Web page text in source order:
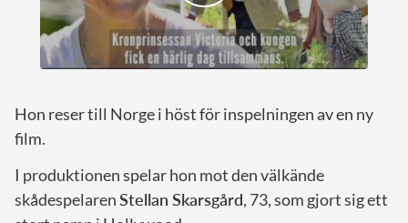
Hon reser till Norge i höst för inspelningen av en ny
film.
I produktionen spelar hon mot den välkände
skådespelarenStellan Skarsgård, 73, som gjort sig ett